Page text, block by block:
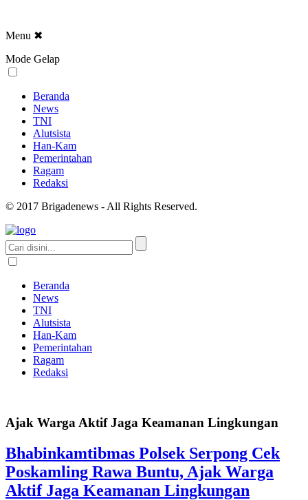
Menu ✖
Mode Gelap
Beranda
News
TNI
Alutsista
Han-Kam
Pemerintahan
Ragam
Redaksi
© 2017 Brigadenews - All Rights Reserved.
Beranda
News
TNI
Alutsista
Han-Kam
Pemerintahan
Ragam
Redaksi
Ajak Warga Aktif Jaga Keamanan Lingkungan
Bhabinkamtibmas Polsek Serpong Cek
Poskamling Rawa Buntu, Ajak Warga
Aktif Jaga Keamanan Lingkungan